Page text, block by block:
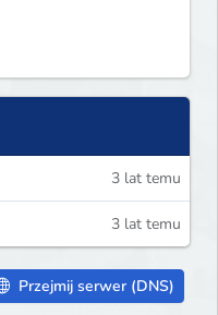
3 lat temu
3 lat temu
Przejmij serwer (DNS)